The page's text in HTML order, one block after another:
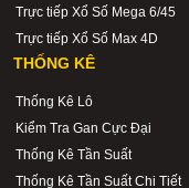
Trực tiếp Xổ Số Mega 6/45
Trực tiếp Xổ Số Max 4D
THỐNG KÊ
Thống Kê Lô
Kiểm Tra Gan Cực Đại
Thống Kê Tần Suất
Thống Kê Tần Suất Chi Tiết